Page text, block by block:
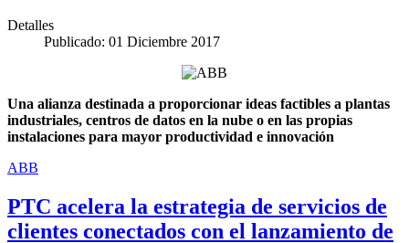
Detalles
Publicado: 01 Diciembre 2017
Una alianza destinada a proporcionar ideas factibles a plantas
industriales, centros de datos en la nube o en las propias
instalaciones para mayor productividad e innovación
ABB
PTC acelera la estrategia de servicios de
clientes conectados con el lanzamiento de